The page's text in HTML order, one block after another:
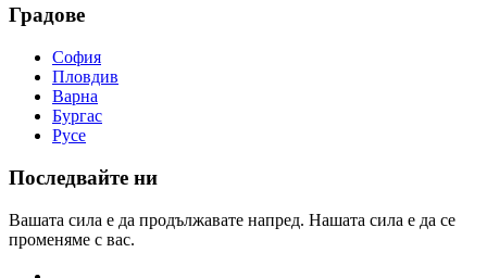
Градове
София
Пловдив
Варна
Бургас
Русе
Последвайте ни
Вашата сила е да продължавате напред. Нашата сила е да се
променяме с вас.